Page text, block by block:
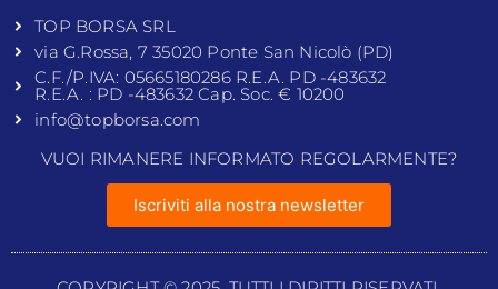
TOP BORSA SRL
via G.Rossa, 7 35020 Ponte San Nicolò (PD)
C.F./P.IVA: 05665180286 R.E.A. PD -483632
R.E.A. : PD -483632 Cap. Soc. € 10200
info@topborsa.com
VUOI RIMANERE INFORMATO REGOLARMENTE?
Iscriviti alla nostra newsletter